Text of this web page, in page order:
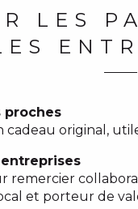
LES
proches
cadeau original,
remercier
et porteur de